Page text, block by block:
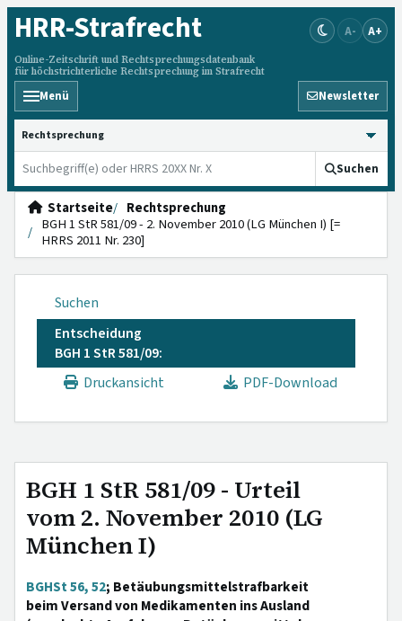
HRR-Strafrecht
Online-Zeitschrift und Rechtsprechungsdatenbank
für höchstrichterliche Rechtsprechung im Strafrecht
A- A+
Menü Newsletter
HRRS durchsuchen
Suchen
Startseite
Rechtsprechung
BGH 1 StR 581/09 - 2. November 2010 (LG München I) [=
HRRS 2011 Nr. 230]
Suchen
Entscheidung
BGH 1 StR 581/09:
Druckansicht
PDF-Download
BGH 1 StR 581/09 - Urteil
vom 2. November 2010 (LG
München I)
BGHSt 56, 52; Betäubungsmittelstrafbarkeit
beim Versand von Medikamenten ins Ausland